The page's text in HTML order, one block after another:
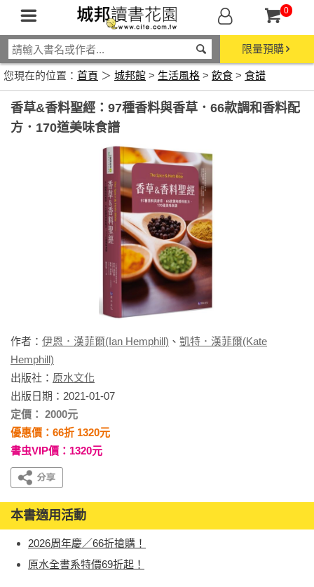
0
限量預購
您現在的位置： 首頁 ＞ 城邦館 > 生活風格 > 飲食 > 食譜
香草&香料聖經：97種香料與香草．66款調和香料配
方．170道美味食譜
作者： 伊恩．漢菲爾(Ian Hemphill) 、 凱特．漢菲爾(Kate
Hemphill)
出版社： 原水文化
出版日期：2021-01-07
定價： 2000元
優惠價：66折 1320元
書虫VIP價：1320元
本書適用活動
2026周年慶／66折搶購！
原水全書系特價69折起！